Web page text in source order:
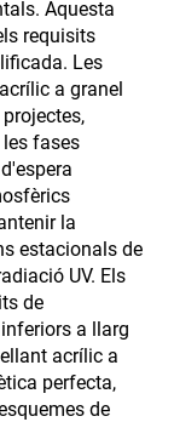
Aquesta
requisits
Les
a granel
fases
la
estacionals de
UV. Els
de
a llarg
acrílic a
perfecta,
de